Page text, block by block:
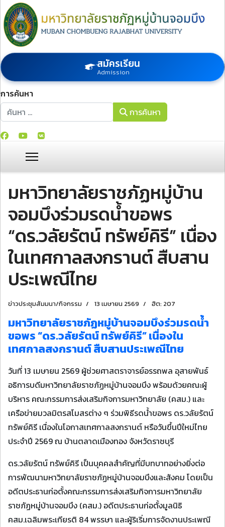
สมัครเรียน
Admission
การค้นหา
การค้นหา
การค้นหา
มหาวิทยาลัยราชภัฏหมู่บ้าน
จอมบึงร่วมรดน้ำขอพร
“ดร.วลัยรัตน์ ทรัพย์คิรี” เนื่อง
ในเทศกาลสงกรานต์ สืบสาน
ประเพณีไทย
ข่าวประชุมสัมมนา/กิจกรรม 13 เมษายน 2569 ฮิต: 207
มหาวิทยาลัยราชภัฏหมู่บ้านจอมบึงร่วมรดน้ำ
ขอพร “ดร.วลัยรัตน์ ทรัพย์คิรี” เนื่องใน
เทศกาลสงกรานต์ สืบสานประเพณีไทย
วันที่ 13 เมษายน 2569 ผู้ช่วยศาสตราจารย์อรรถพล อุสายพันธ์
อธิการบดีมหาวิทยาลัยราชภัฏหมู่บ้านจอมบึง พร้อมด้วยคณะผู้
บริหาร คณะกรรมการส่งเสริมกิจการมหาวิทยาลัย (คสม.) และ
เครือข่ายมวลมิตรสโมสรต่าง ๆ ร่วมพิธีรดน้ำขอพร ดร.วลัยรัตน์
ทรัพย์คิรี เนื่องในโอกาสเทศกาลสงกรานต์ หรือวันขึ้นปีใหม่ไทย
ประจำปี 2569 ณ บ้านตลาดเมืองทอง จังหวัดราชบุรี
ดร.วลัยรัตน์ ทรัพย์คิรี เป็นบุคคลสำคัญที่มีบทบาทอย่างยิ่งต่อ
การพัฒนามหาวิทยาลัยราชภัฏหมู่บ้านจอมบึงและสังคม โดยเป็น
อดีตประธานก่อตั้งคณะกรรมการส่งเสริมกิจการมหาวิทยาลัย
ราชภัฏหมู่บ้านจอมบึง (คสม.) อดีตประธานก่อตั้งมูลนิธิ
คสม.เฉลิมพระเกียรติ 84 พรรษา และผู้ริเริ่มการจัดงานประเพณี